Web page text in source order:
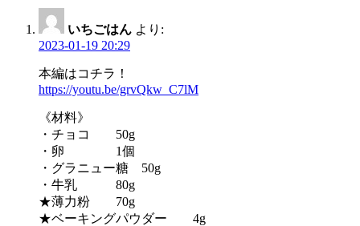
いちごはん より:
2023-01-19 20:29
本編はコチラ！
https://youtu.be/grvQkw_C7lM
《材料》
・チョコ 50g
・卵 1個
・グラニュー糖 50g
・牛乳 80g
★薄力粉 70g
★ベーキングパウダー 4g